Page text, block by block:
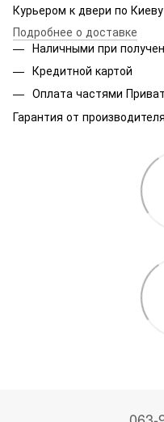
Курьером к двери по
Подробнее о доставке
Наличными при
Кредитной картой
Оплата частями
Гарантия от